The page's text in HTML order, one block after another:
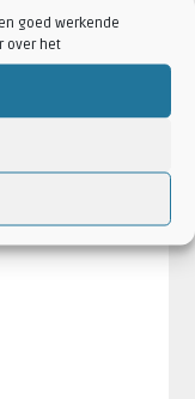
goed werkende
over het